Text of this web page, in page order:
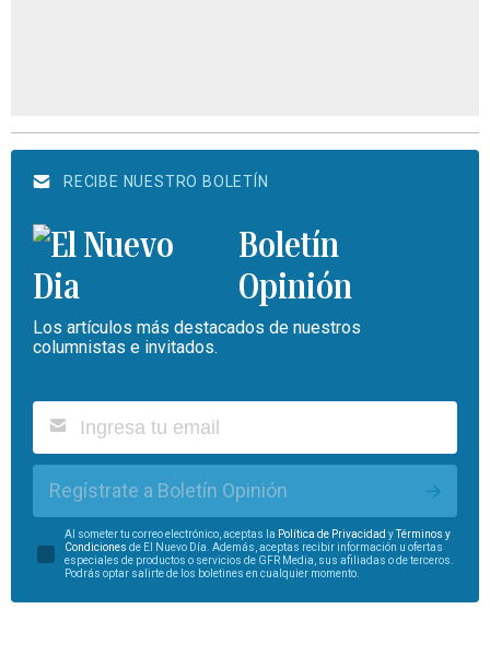
RECIBE NUESTRO BOLETÍN
Boletín
Opinión
Los artículos más destacados de nuestros
columnistas e invitados.
Regístrate a Boletín Opinión
Al someter tu correo electrónico, aceptas la Política de Privacidad yTérminos y
Condiciones de El Nuevo Día. Además, aceptas recibir información u ofertas
especiales de productos o servicios de GFR Media, sus afiliadas o de terceros.
Podrás optar salirte de los boletines en cualquier momento.